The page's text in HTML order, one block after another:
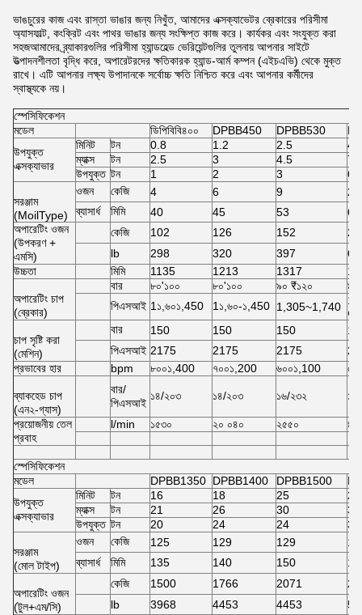
ভাঙচুরের কাজ এবং রাস্তা ভাঙার জন্য নিখুঁত, আমাদের এক্সক্যাভেটর ব্রেকারের পরিসীমা
অ্যাসফাল্ট, কংক্রিট এবং পাথর ভাঙার জন্য সংক্ষিপ্ত কাজ করে। কার্যকর এবং সংযুক্ত করা
সহজআমাদের ব্র্যাকারগুলির পরিসীমা হ্যান্ডহেল্ড ভেরিয়েন্টগুলির তুলনায় আপনার সাইটে
উত্পাদনশীলতা বৃদ্ধি করে, অপারেটরদের ক্ষতিকারক হ্যান্ড-আর্ম কম্পন (এইচএভি) থেকে মুক্ত
রাখে। এটি আপনার লক্ষ্য উপাদানকে সর্বোচ্চ ক্ষতি নিশ্চিত করে এবং আপনার কর্মীদের
স্বাস্থ্যকে নয়।
স্পেসিফিকেশন
মডেল
ডিপিবিবি৪০০ DPBB450 DPBB530
উপযুক্ত
এক্সক্যাভার
মিনিট টন 0.8 1.2 2.5
4
ম্যাক্স
টন 2.5 3 4.5
7
উপযুক্ত টন 1 2 3 6
সরঞ্জাম
(MoilType)
ওজন কেজি 4 6 9
20
ব্যাসার্ধ
মিমি 40 45 53
68
অপারেটিং ওজন
(উপকরণ +
এমসি)
কেজি 102 126 152
lb
298 320 397
উচ্চতা
মিমি 1135 1213 1317
অপারেটিং চাপ
(ব্রেকার)
বার ৮০'১০০ ৮০'১০০ ৯০ ₹১২০
পিএসআই 1১,৬০১,450 1১,৬০-১,450 1,305~1,740
চাপ সৃষ্টি করা
(মেশিন)
বার 150 150 150
পিএসআই 2175 2175 2175
প্রভাবের হার
bpm ৮০০১,400 ৭০০১,200 ৬০০১,100
ব্যাকহেড চাপ
(এন২-গ্যাস)
বার/
পিএসআই
১৪/২০৩ ১৪/২০৩ ১৬/২৩২
প্রয়োজনীয় তেল
প্রবাহ
l/min ১৫৩০ ২০ ০৪০ ২৫৫০
স্পেসিফিকেশন
মডেল
DPBB1350 DPBB1400 DPBB1500
উপযুক্ত
এক্সক্যাভার
মিনিট টন 16 18 25
28
ম্যাক্স
টন 21 26 30
35
উপযুক্ত টন 20 24 24 34
সরঞ্জাম
(মোল টাইপ)
ওজন কেজি 125 129 129
ব্যাসার্ধ
মিমি 135 140 150
অপারেটিং ওজন
(টুল+এম/সি)
কেজি 1500 1766 2071
lb
3968 4453 4453